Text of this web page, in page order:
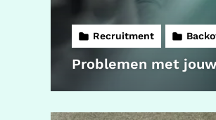
Recruitment
Problemen met